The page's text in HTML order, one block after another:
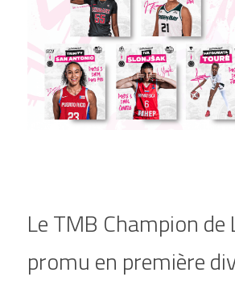
Le TMB Champion de
promu en première